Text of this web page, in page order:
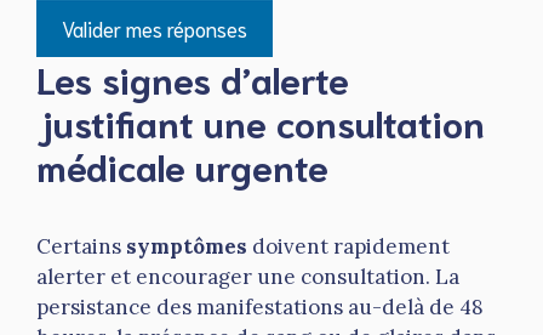
Valider mes réponses
Les signes d’alerte
justifiant une consultation
médicale urgente
Certains symptômes doivent rapidement
alerter et encourager une consultation. La
persistance des manifestations au-delà de 48